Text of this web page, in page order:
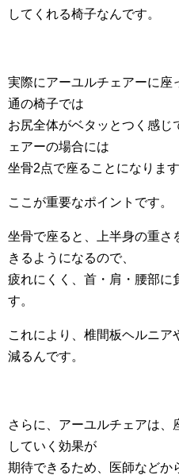
してくれる椅子なんです。
実際にアーユルチェアーに座
通の椅子では
お尻全体がベタッとつく感じ
ェアーの場合には
坐骨2点で座ることになります
ここが重要なポイントです。
坐骨で座ると、上半身の重さ
きるようになるので、
疲れにくく、首・肩・腰部に
す。
これにより、椎間板ヘルニ
減るんです。
さらに、アーユルチェアは
していく効果が
期待できるため、医師などか